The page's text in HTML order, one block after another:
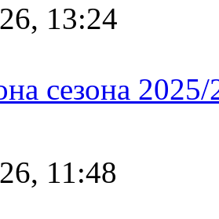
13:24
сезона
11:48